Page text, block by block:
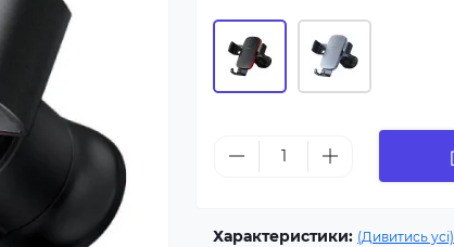
Характеристики: (Дивитись усі)